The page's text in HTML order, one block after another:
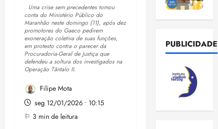
Uma crise sem precedentes tomou
conta do Ministério Público do
Maranhão neste domingo (11), após dez
promotores do Gaeco pedirem
exoneração coletiva de suas funções,
em protesto contra o parecer da
Procuradoria-Geral de Justiça que
defendeu a soltura dos investigados na
Operação Tântalo II.
Filipe Mota
seg 12/01/2026 • 10:15
⚐ 3 min de leitura
PUBLICIDADE